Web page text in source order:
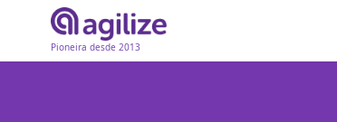
Pioneira desde 2013